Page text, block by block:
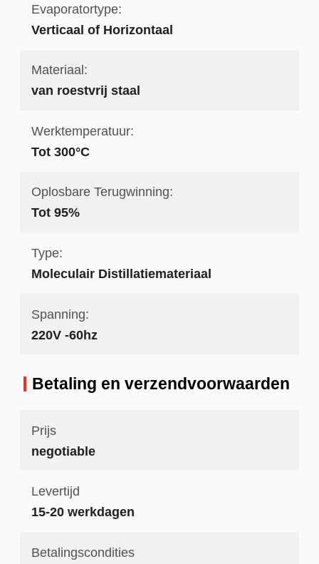
Evaporatortype:
Verticaal of Horizontaal
Materiaal:
van roestvrij staal
Werktemperatuur:
Tot 300°C
Oplosbare Terugwinning:
Tot 95%
Type:
Moleculair Distillatiemateriaal
Spanning:
220V -60hz
Betaling en verzendvoorwaarden
Prijs
negotiable
Levertijd
15-20 werkdagen
Betalingscondities